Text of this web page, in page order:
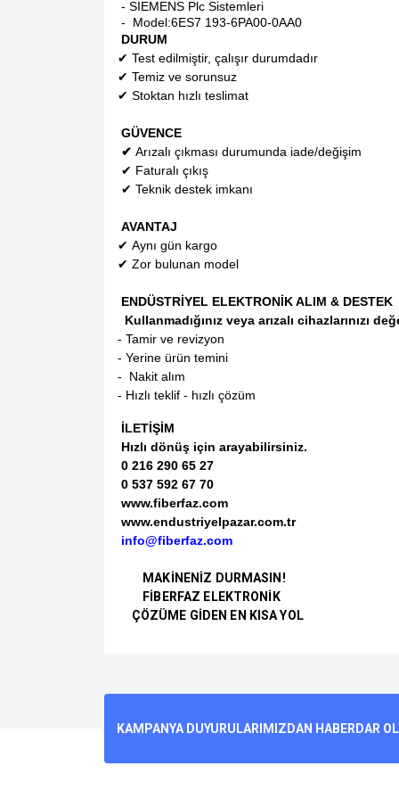
- SIEMENS Plc Sistemleri
- Model:6ES7 193-6PA00-0AA0
DURUM
✔ Test edilmiştir, çalışır durumdadır
✔ Temiz ve sorunsuz
✔ Stoktan hızlı teslimat
GÜVENCE
✔ Arızalı çıkması durumunda iade/değişim
✔ Faturalı çıkış
✔ Teknik destek imkanı
AVANTAJ
✔ Aynı gün kargo
✔ Zor bulunan model
ENDÜSTRİYEL ELEKTRONİK ALIM & DESTEK
Kullanmadığınız veya arızalı cihazlarınızı
- Tamir ve revizyon
- Yerine ürün temini
- Nakit alım
- Hızlı teklif - hızlı çözüm
İLETİŞİM
Hızlı dönüş için arayabilirsiniz.
0 216 290 65 27
0 537 592 67 70
www.fiberfaz.com
www.endustriyelpazar.com.tr
info@fiberfaz.com
MAKİNENİZ DURMASIN!
FİBERFAZ ELEKTRONİK
ÇÖZÜME GİDEN EN KISA YOL
Ürün resmi kalitesiz, bozuk veya
KAMPANYA DUYURULARIMIZDAN HABERDAR